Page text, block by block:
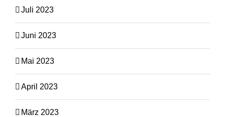
Juli 2023
Juni 2023
Mai 2023
April 2023
März 2023